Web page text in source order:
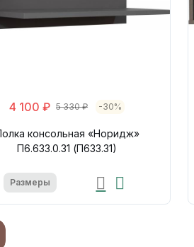
4 100 ₽ 5 330 ₽ -30%
консольная «Норидж»
П6.633.0.31 (П633.31)
Размеры